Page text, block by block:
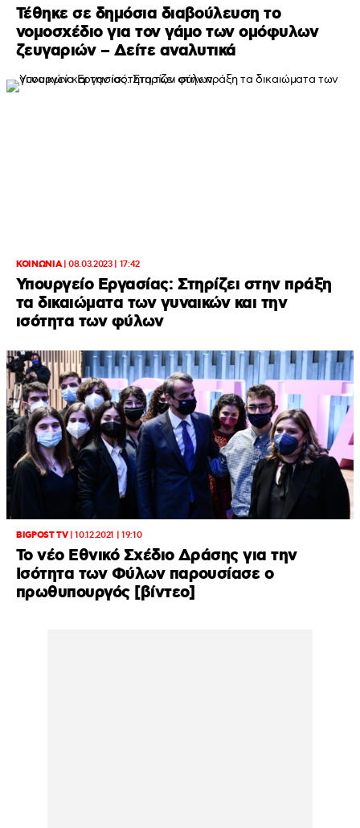
Τέθηκε σε δημόσια διαβούλευση το
νομοσχέδιο για τον γάμο των ομόφυλων
ζευγαριών – Δείτε αναλυτικά
ΚΟΙΝΩΝΙΑ|08.03.2023 | 17:42
Υπουργείο Εργασίας: Στηρίζει στην πράξη
τα δικαιώματα των γυναικών και την
ισότητα των φύλων
BIGPOST TV|10.12.2021 | 19:10
Το νέο Εθνικό Σχέδιο Δράσης για την
Ισότητα των Φύλων παρουσίασε ο
πρωθυπουργός [βίντεο]